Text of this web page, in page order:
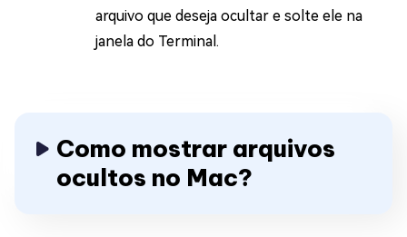
arquivo que deseja ocultar e solte ele na
janela do Terminal.
Como mostrar arquivos
ocultos no Mac?